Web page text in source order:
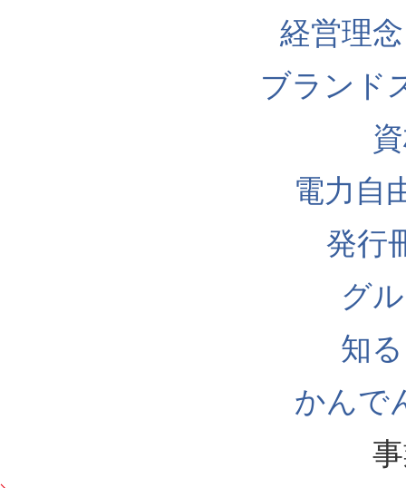
経営理
ブランド
電力自
発行
グ
知
かんで